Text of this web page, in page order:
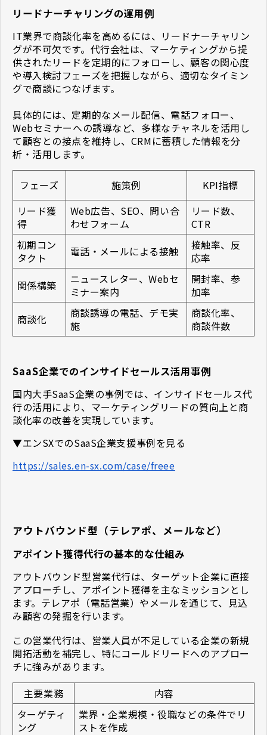
リードナーチャリングの運用例
IT業界で商談化率を高めるには、リードナーチャリン
グが不可欠です。代行会社は、マーケティングから提
供されたリードを定期的にフォローし、顧客の関心度
や導入検討フェーズを把握しながら、適切なタイミン
グで商談につなげます。
具体的には、定期的なメール配信、電話フォロー、
Webセミナーへの誘導など、多様なチャネルを活用し
て顧客との接点を維持し、CRMに蓄積した情報を分
析・活用します。
フェーズ 施策例
KPI指標
リード獲
得
Web広告、SEO、問い合
わせフォーム
リード数、
CTR
初期コン
タクト
電話・メールによる接触
接触率、反
応率
関係構築
ニュースレター、Webセ
ミナー案内
開封率、参
加率
商談化
商談誘導の電話、デモ実
施
商談化率、
商談件数
SaaS企業でのインサイドセールス活用事例
国内大手SaaS企業の事例では、インサイドセールス代
行の活用により、マーケティングリードの質向上と商
談化率の改善を実現しています。
▼エンSXでのSaaS企業支援事例を見る
https://sales.en-sx.com/case/freee
アウトバウンド型（テレアポ、メールなど）
アポイント獲得代行の基本的な仕組み
アウトバウンド型営業代行は、ターゲット企業に直接
アプローチし、アポイント獲得を主なミッションとし
ます。テレアポ（電話営業）やメールを通じて、見込
み顧客の発掘を行います。
この営業代行は、営業人員が不足している企業の新規
開拓活動を補完し、特にコールドリードへのアプロー
チに強みがあります。
主要業務
内容
ターゲティ
ング
業界・企業規模・役職などの条件でリ
ストを作成